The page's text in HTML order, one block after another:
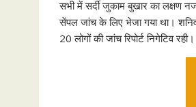
सभी में सर्दी जुकाम बुखार का लक्षण
सेंपल जांच के लिए भेजा गया था।
20 लोगों की जांच रिपोर्ट निगेटिव रही।